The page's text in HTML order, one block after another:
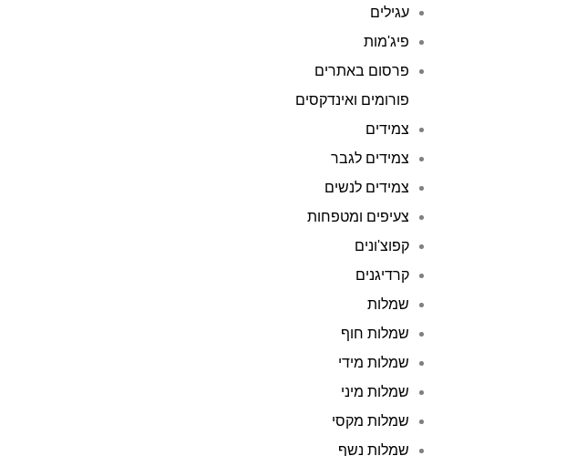
עגילים
פיג'מות
פרסום באתרים
פורומים ואינדקסים
צמידים
צמידים לגבר
צמידים לנשים
צעיפים ומטפחות
קפוצ'ונים
קרדיגנים
שמלות
שמלות חוף
שמלות מידי
שמלות מיני
שמלות מקסי
שמלות נשף